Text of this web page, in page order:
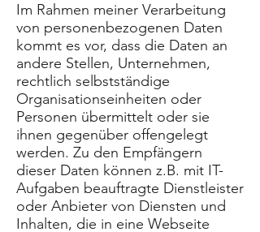
Im Rahmen meiner Verarbeitung
von personenbezogenen Daten
kommt es vor, dass die Daten an
andere Stellen, Unternehmen,
rechtlich selbstständige
Organisationseinheiten oder
Personen übermittelt oder sie
ihnen gegenüber offengelegt
werden. Zu den Empfängern
dieser Daten können z.B. mit IT-
Aufgaben beauftragte Dienstleister
oder Anbieter von Diensten und
Inhalten, die in eine Webseite